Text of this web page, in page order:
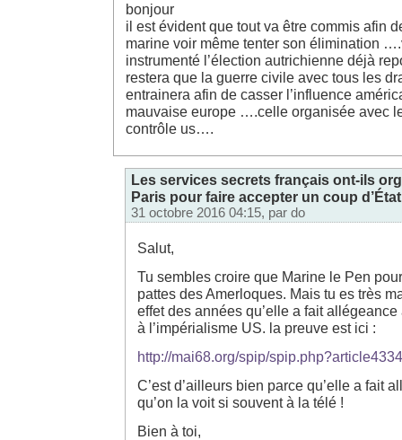
bonjour
il est évident que tout va être commis afin
marine voir même tenter son élimination
instrumenté l’élection autrichienne déjà
restera que la guerre civile avec tous les
entrainera afin de casser l’influence
mauvaise europe ….celle organisée avec
contrôle us….
Les services secrets français ont-ils
Paris pour faire accepter un coup
31 octobre 2016 04:15, par do
Salut,
Tu sembles croire que Marine le Pen
pattes des Amerloques. Mais tu es très
effet des années qu’elle a fait
à l’impérialisme US. la preuve est ici :
http://mai68.org/spip/spip.php?article4334
C’est d’ailleurs bien parce qu’elle a fait
qu’on la voit si souvent à la télé !
Bien à toi,